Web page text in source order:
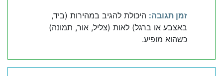
זמן תגובה: היכולת להגיב במהירות (ביד,
באצבע או ברגל) לאות (צליל, אור, תמונה)
כשהוא מופיע.